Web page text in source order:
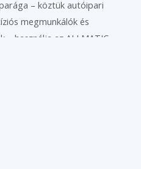
– köztük autóipari
megmunkálók és
– használja az ALLMATIC